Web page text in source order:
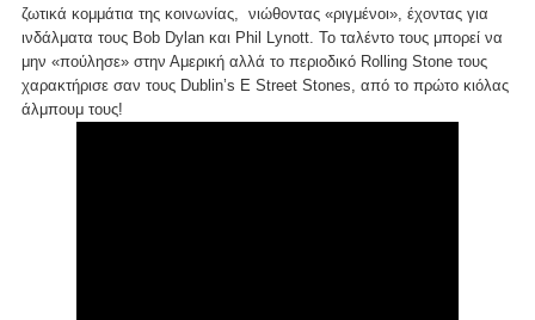
ζωτικά κομμάτια της κοινωνίας, νιώθοντας «ριγμένοι», έχοντας για
ινδάλματα τους Bob Dylan και Phil Lynott. Το ταλέντο τους μπορεί να
μην «πούλησε» στην Αμερική αλλά το περιοδικό Rolling Stone τους
χαρακτήρισε σαν τους Dublin’s E Street Stones, από το πρώτο κιόλας
άλμπουμ τους!